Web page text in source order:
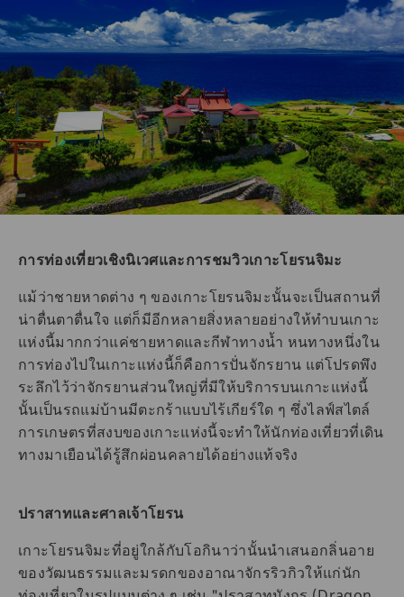
การท่องเที่ยวเชิงนิเวศและการชมวิวเกาะโยรนจิมะ
แม้ว่าชายหาดต่าง ๆ ของเกาะโยรนจิมะนั้นจะเป็นสถานที่
น่าตื่นตาตื่นใจ แต่ก็มีอีกหลายสิ่งหลายอย่างให้ทำบนเกาะ
แห่งนี้มากกว่าแค่ชายหาดและกีฬาทางน้ำ หนทางหนึ่งใน
การท่องไปในเกาะแห่งนี้ก็คือการปั่นจักรยาน แต่โปรดพึง
ระลึกไว้ว่าจักรยานส่วนใหญ่ที่มีให้บริการบนเกาะแห่งนี้
นั้นเป็นรถแม่บ้านมีตะกร้าแบบไร้เกียร์ใด ๆ ซึ่งไลฟ์สไตล์
การเกษตรที่สงบของเกาะแห่งนี้จะทำให้นักท่องเที่ยวที่เดิน
ทางมาเยือนได้รู้สึกผ่อนคลายได้อย่างแท้จริง
ปราสาทและศาลเจ้าโยรน
เกาะโยรนจิมะที่อยู่ใกล้กับโอกินาว่านั้นนำเสนอกลิ่นอาย
ของวัฒนธรรมและมรดกของอาณาจักรริวกิวให้แก่นัก